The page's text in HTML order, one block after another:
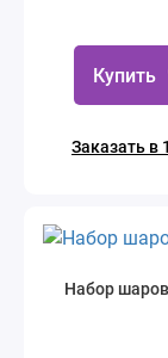
Купить
Заказать в
Набор